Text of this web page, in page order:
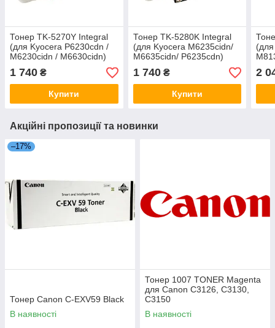
Тонер TK-5270Y Integral
(для Kyocera P6230cdn /
M6230cidn / M6630cidn)
1 740 ₴
Купити
Тонер TK-5280K Integral
(для Kyocera M6235cidn/
M6635cidn/ P6235cdn)
1 740₴
Купити
2
Акційні пропозиції та новинки
–17%
Тонер Canon C-EXV59 Black
В наявності
Тонер 1007 TONER Magenta
для Canon C3126, C3130,
C3150
В наявності